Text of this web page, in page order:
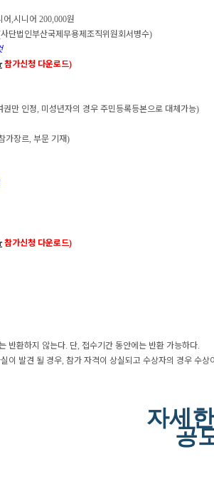
어,시니어 200,000원
사단법인부산국제무용제조직위원회서병수)
참가신청 다운로드)
권만 인정, 미성년자의 경우 주민등록등본으로 대체가능)
가장르, 부문 기재)
참가신청 다운로드)
반환하지 않는다. 단, 접수기간 동안에는 반환 가능하다.
이 발견 될 경우, 참가 자격이 상실되고 수상자의 경우 수상
자세
공